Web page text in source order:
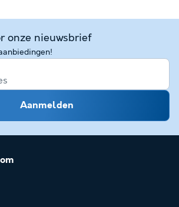
onze nieuwsbrief
Aanmelden